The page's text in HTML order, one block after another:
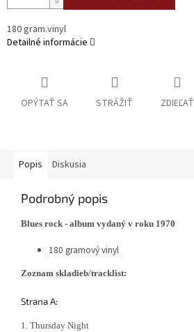
180 gram.vinyl
Detailné informácie
OPÝTAŤ SA STRÁŽIŤ ZDIEĽAŤ
Popis Diskusia
Podrobný popis
Blues rock - album vydaný v roku 1970
180 gramový vinyl
Zoznam skladieb/tracklist:
Strana A:
1. Thursday Night